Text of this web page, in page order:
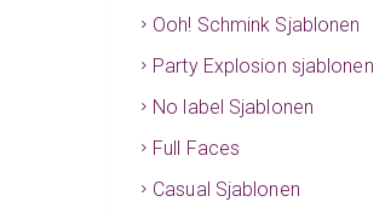
Ooh! Schmink Sjablonen
Party Explosion sjablonen
No label Sjablonen
Full Faces
Casual Sjablonen